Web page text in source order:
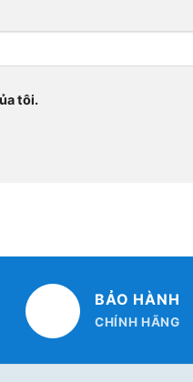
tôi.
BẢO HÀNH
CHÍNH HÃNG